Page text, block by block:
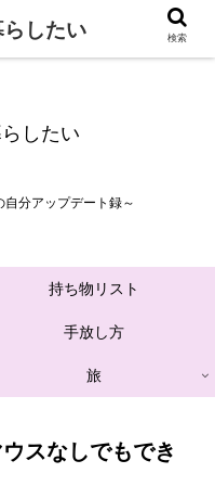
したい
分アップデート録～
持ち物リスト
手放し方
旅
スなしでもでき
したい 検索